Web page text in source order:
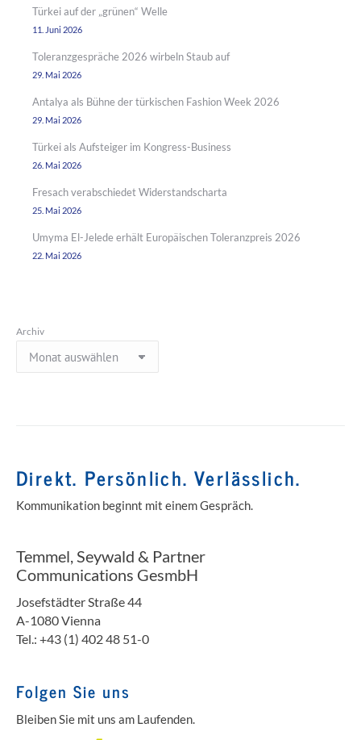
Türkei auf der „grünen“ Welle
11. Juni 2026
Toleranzgespräche 2026 wirbeln Staub auf
29. Mai 2026
Antalya als Bühne der türkischen Fashion Week 2026
29. Mai 2026
Türkei als Aufsteiger im Kongress-Business
26. Mai 2026
Fresach verabschiedet Widerstandscharta
25. Mai 2026
Umyma El-Jelede erhält Europäischen Toleranzpreis 2026
22. Mai 2026
Archiv
Direkt. Persönlich. Verlässlich.
Kommunikation beginnt mit einem Gespräch.
Temmel, Seywald & Partner
Communications GesmbH
Josefstädter Straße 44
A-1080 Vienna
Tel.: +43 (1) 402 48 51-0
Folgen Sie uns
Bleiben Sie mit uns am Laufenden.